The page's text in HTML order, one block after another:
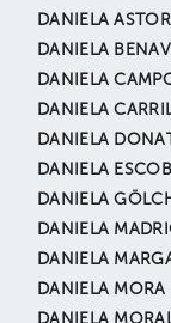
DANIELA
DANIELA
DANIELA
DANIELA
DANIELA
DANIELA
DANIELA
DANIELA
DANIELA
DANIELA MORA
DANIELA